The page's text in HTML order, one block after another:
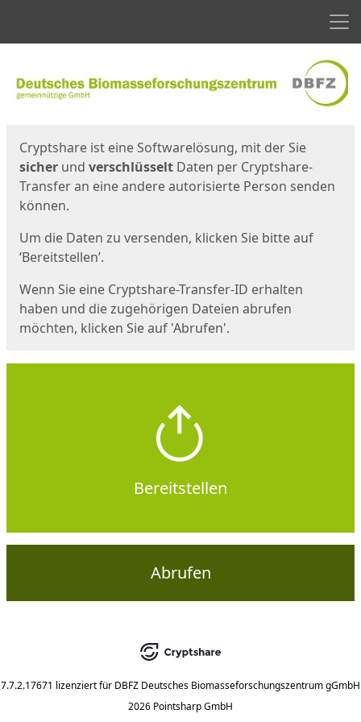
Cryptshare ist eine Softwarelösung, mit der Sie
sicher und verschlüsselt Daten per Cryptshare-
Transfer an eine andere autorisierte Person senden
können.
Um die Daten zu versenden, klicken Sie bitte auf
‘Bereitstellen’.
Wenn Sie eine Cryptshare-Transfer-ID erhalten
haben und die zugehörigen Dateien abrufen
möchten, klicken Sie auf 'Abrufen'.
Bereitstellen
Abrufen
7.7.2.17671 lizenziert für DBFZ Deutsches Biomasseforschungszentrum gGmbH
2026 Pointsharp GmbH